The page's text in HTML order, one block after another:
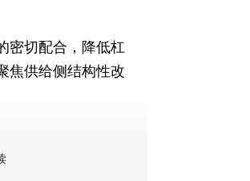
切配合，降低杠
焦供给侧结构性改